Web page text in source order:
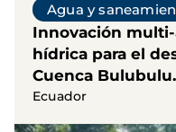
Agua y
Innovación
hídrica para el
Cuenca
Ecuador